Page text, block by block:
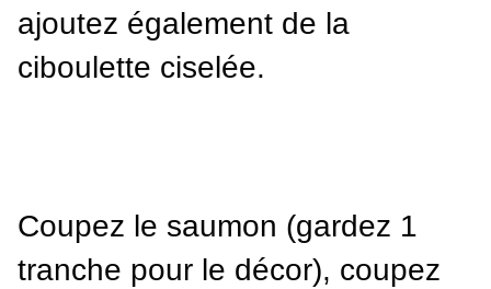
ajoutez également de la
ciboulette ciselée.
Coupez le saumon (gardez 1
tranche pour le décor), coupez